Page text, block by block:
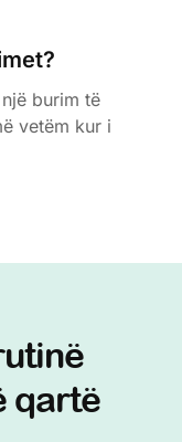
burim të
vetëm kur i
qartë